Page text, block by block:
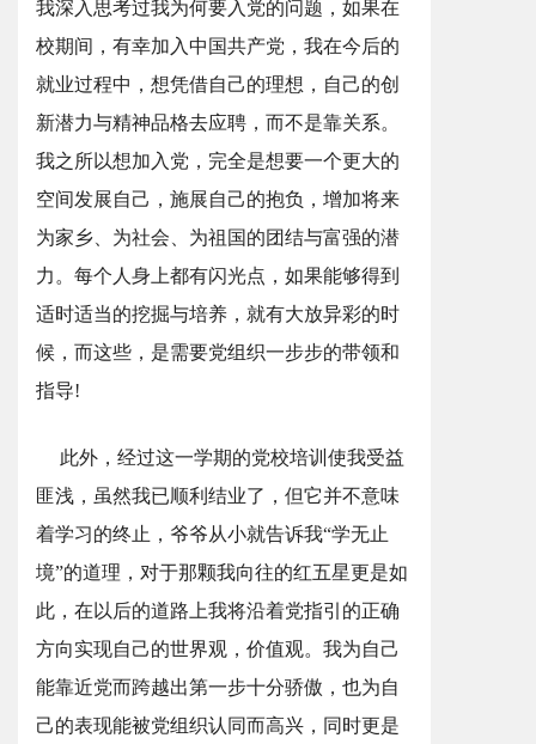
我深入思考过我为何要入党的问题，如果在
校期间，有幸加入中国共产党，我在今后的
就业过程中，想凭借自己的理想，自己的创
新潜力与精神品格去应聘，而不是靠关系。
我之所以想加入党，完全是想要一个更大的
空间发展自己，施展自己的抱负，增加将来
为家乡、为社会、为祖国的团结与富强的潜
力。每个人身上都有闪光点，如果能够得到
适时适当的挖掘与培养，就有大放异彩的时
候，而这些，是需要党组织一步步的带领和
指导!
此外，经过这一学期的党校培训使我受益
匪浅，虽然我已顺利结业了，但它并不意味
着学习的终止，爷爷从小就告诉我“学无止
境”的道理，对于那颗我向往的红五星更是如
此，在以后的道路上我将沿着党指引的正确
方向实现自己的世界观，价值观。我为自己
能靠近党而跨越出第一步十分骄傲，也为自
己的表现能被党组织认同而高兴，同时更是